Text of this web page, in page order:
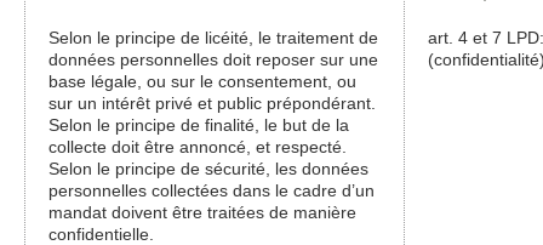
Selon le principe de licéité, le traitement de
données personnelles doit reposer sur une
base légale, ou sur le consentement, ou
sur un intérêt privé et public prépondérant.
Selon le principe de finalité, le but de la
collecte doit être annoncé, et respecté.
Selon le principe de sécurité, les données
personnelles collectées dans le cadre d’un
mandat doivent être traitées de manière
confidentielle.
art. 4 et 7